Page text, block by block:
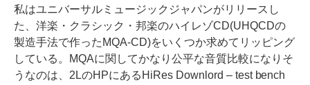
私はユニバーサルミュージックジャパンがリリースし
た、洋楽・クラシック・邦楽のハイレゾCD(UHQCDの
製造手法で作ったMQA-CD)をいくつか求めてリッピング
している。MQAに関してかなり公平な音質比較になりそ
うなのは、2LのHPにあるHiRes Downlord – test bench